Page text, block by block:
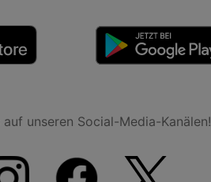
auf unseren Social-Media-Kanälen!